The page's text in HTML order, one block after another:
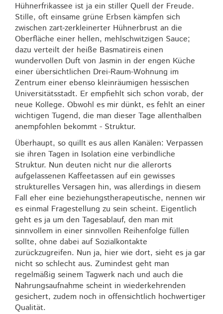
Hühnerfrikassee ist ja ein stiller Quell der Freude.
Stille, oft einsame grüne Erbsen kämpfen sich
zwischen zart-zerkleinerter Hühnerbrust an die
Oberfläche einer hellen, mehlschwitzigen Sauce;
dazu verteilt der heiße Basmatireis einen
wundervollen Duft von Jasmin in der engen Küche
einer übersichtlichen Drei-Raum-Wohnung im
Zentrum einer ebenso kleinräumigen hessischen
Universitätsstadt. Er empfiehlt sich schon vorab, der
neue Kollege. Obwohl es mir dünkt, es fehlt an einer
wichtigen Tugend, die man dieser Tage allenthalben
anempfohlen bekommt - Struktur.
Überhaupt, so quillt es aus allen Kanälen: Verpassen
sie ihren Tagen in Isolation eine verbindliche
Struktur. Nun deuten nicht nur die allerorts
aufgelassenen Kaffeetassen auf ein gewisses
strukturelles Versagen hin, was allerdings in diesem
Fall eher eine beziehungstherapeutische, nennen wir
es einmal Fragestellung zu sein scheint. Eigentlich
geht es ja um den Tagesablauf, den man mit
sinnvollem in einer sinnvollen Reihenfolge füllen
sollte, ohne dabei auf Sozialkontakte
zurückzugreifen. Nun ja, hier wie dort, sieht es ja gar
nicht so schlecht aus. Zumindest geht man
regelmäßig seinem Tagwerk nach und auch die
Nahrungsaufnahme scheint in wiederkehrenden
gesichert, zudem noch in offensichtlich hochwertiger
Qualität.